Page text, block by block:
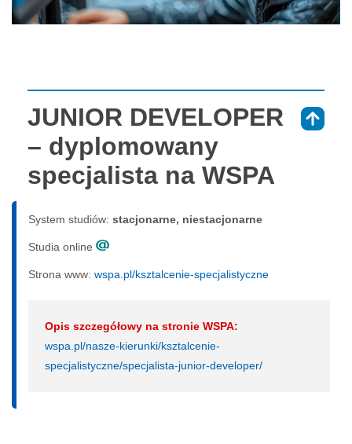
JUNIOR DEVELOPER
– dyplomowany
specjalista na WSPA
System studiów: sta­cjo­nar­ne, nie­sta­cjo­nar­ne
Studia online
Strona www: wspa.pl/ksztalcenie-specjalistyczne
Opis szczegółowy na stronie WSPA:
wspa.pl/nasze-kierunki/ksztalcenie-
specjalistyczne/specjalista-junior-developer/